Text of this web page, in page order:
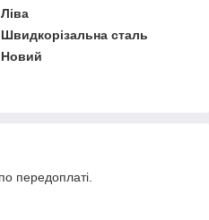
Ліва
Швидкорізальна сталь
Новий
передоплаті.